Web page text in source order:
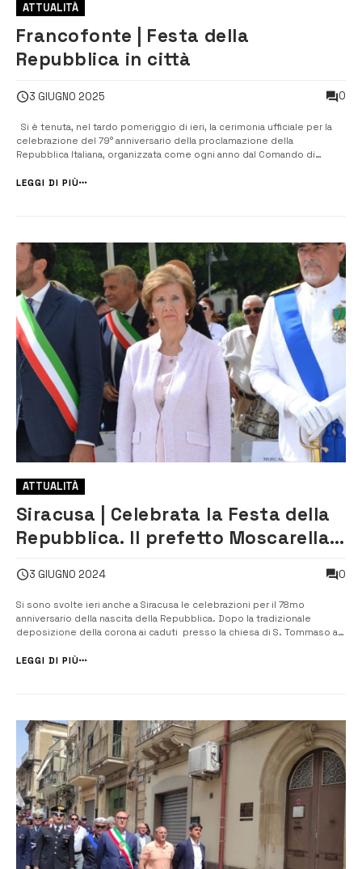
ATTUALITÀ
Francofonte | Festa della
Repubblica in città
3 GIUGNO 2025 0
Si è tenuta, nel tardo pomeriggio di ieri, la cerimonia ufficiale per la
celebrazione del 79° anniversario della proclamazione della
Repubblica Italiana, organizzata come ogni anno dal Comando di
Piazza Garibaldi e, attraversando il centro storico della città, si è
LEGGI DI PIÙ
ATTUALITÀ
Siracusa | Celebrata la Festa della
Repubblica. Il prefetto Moscarella
merito
3 GIUGNO 2024 0
Si sono svolte ieri anche a Siracusa le celebrazioni per il 78mo
anniversario della nascita della Repubblica. Dopo la tradizionale
deposizione della corona ai caduti presso la chiesa di S. Tommaso al
Marittimo Ammiraglio Andrea Cottini ed il Sindaco del Comune di
LEGGI DI PIÙ